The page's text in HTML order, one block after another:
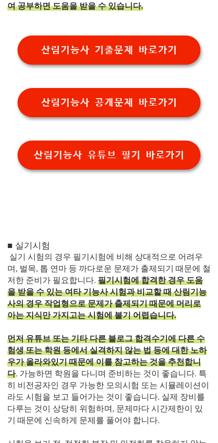
여 공부하면 도움을 받을 수 있습니다.
산림기능사 기출문제 바로가기
산림기능사 공개문제 바로가기
산림기능사 유튜브 필기 바로가기
■ 실기시험
실기 시험의 경우 필기시험에 비해 상대적으로 어려우
며, 벌목, 톱 연마 등 까다로운 문제가 출제되기 때문에 철
저한 준비가 필요합니다. 필기시험에 합격한 경우 도움
을 받을 수 있는 여타 기능사 시험과 비교할 때 산림기능
사의 경우 작업형으로 문제가 출제되기 때문에 머리로
아는 지식만 가지고는 시험에 붙기 어렵습니다.
먼저 유튜브 또는 기타 다른 블로그 합격수기에 다른 수
험생 또는 학원 등에서 실격하지 않는 법 등에 대한 노하
우가 올라와있기 때문에 이를 참고하는 것을 추천합니
다. 가능하면 학원을 다니며 준비하는 것이 좋습니다. 특
히 비전공자인 경우 가능한 모의시험 또는 시뮬레이션이
라도 시험을 보고 들어가는 것이 좋습니다. 실제 장비를
다루는 것이 상당히 위험하며, 문제마다 시간제한이 있
기 때문에 신속하게 문제를 풀어야 합니다.